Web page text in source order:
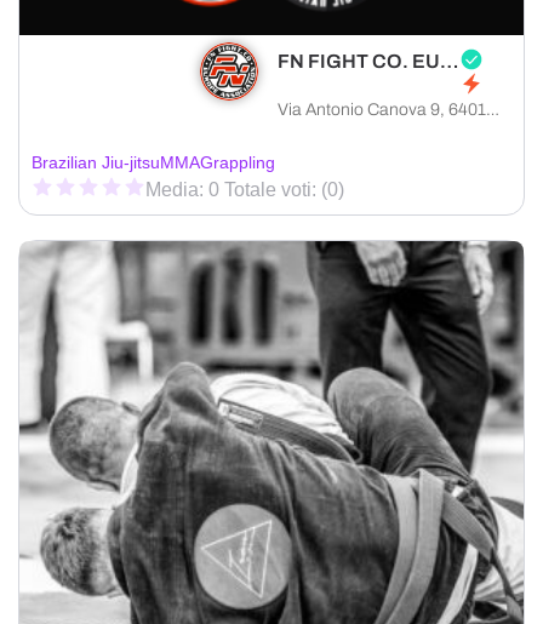
FN FIGHT CO. EUROPA
Via Antonio Canova 9, 64016 Sant'Egidio alla Vibrata provincia di Teramo, Italia
Brazilian Jiu-jitsuMMAGrappling
Media: 0 Totale voti: (0)